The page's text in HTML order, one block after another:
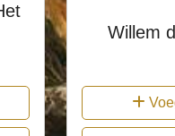
Willem